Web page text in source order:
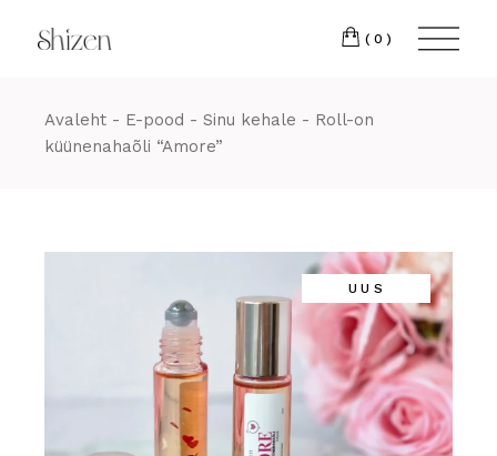
content
(0)
Avaleht E-pood Sinu kehale
Roll-on
küünenahaõli “Amore”
UUS